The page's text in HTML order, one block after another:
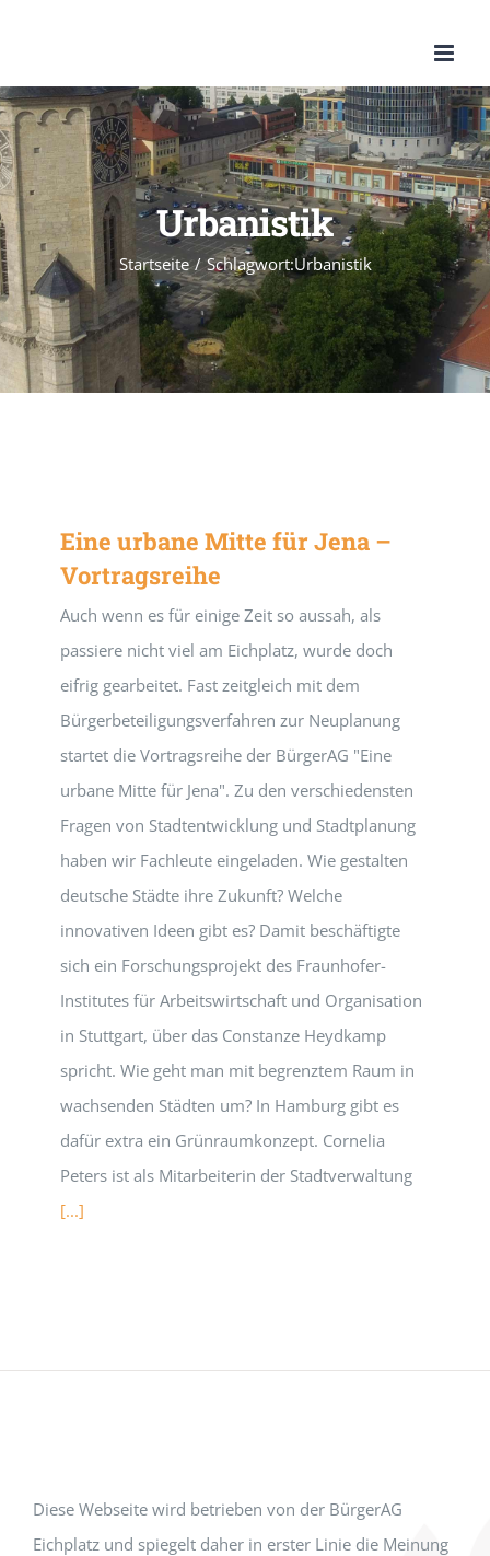
springen
Urbanistik
Startseite / Schlagwort:Urbanistik
Eine urbane Mitte für Jena –
Vortragsreihe
Auch wenn es für einige Zeit so aussah, als
passiere nicht viel am Eichplatz, wurde doch
eifrig gearbeitet. Fast zeitgleich mit dem
Bürgerbeteiligungsverfahren zur Neuplanung
startet die Vortragsreihe der BürgerAG "Eine
urbane Mitte für Jena". Zu den verschiedensten
Fragen von Stadtentwicklung und Stadtplanung
haben wir Fachleute eingeladen. Wie gestalten
deutsche Städte ihre Zukunft? Welche
innovativen Ideen gibt es? Damit beschäftigte
sich ein Forschungsprojekt des Fraunhofer-
Institutes für Arbeitswirtschaft und Organisation
in Stuttgart, über das Constanze Heydkamp
spricht. Wie geht man mit begrenztem Raum in
wachsenden Städten um? In Hamburg gibt es
dafür extra ein Grünraumkonzept. Cornelia
Peters ist als Mitarbeiterin der Stadtverwaltung
[...]
Diese Webseite wird betrieben von der BürgerAG
Eichplatz und spiegelt daher in erster Linie die Meinung